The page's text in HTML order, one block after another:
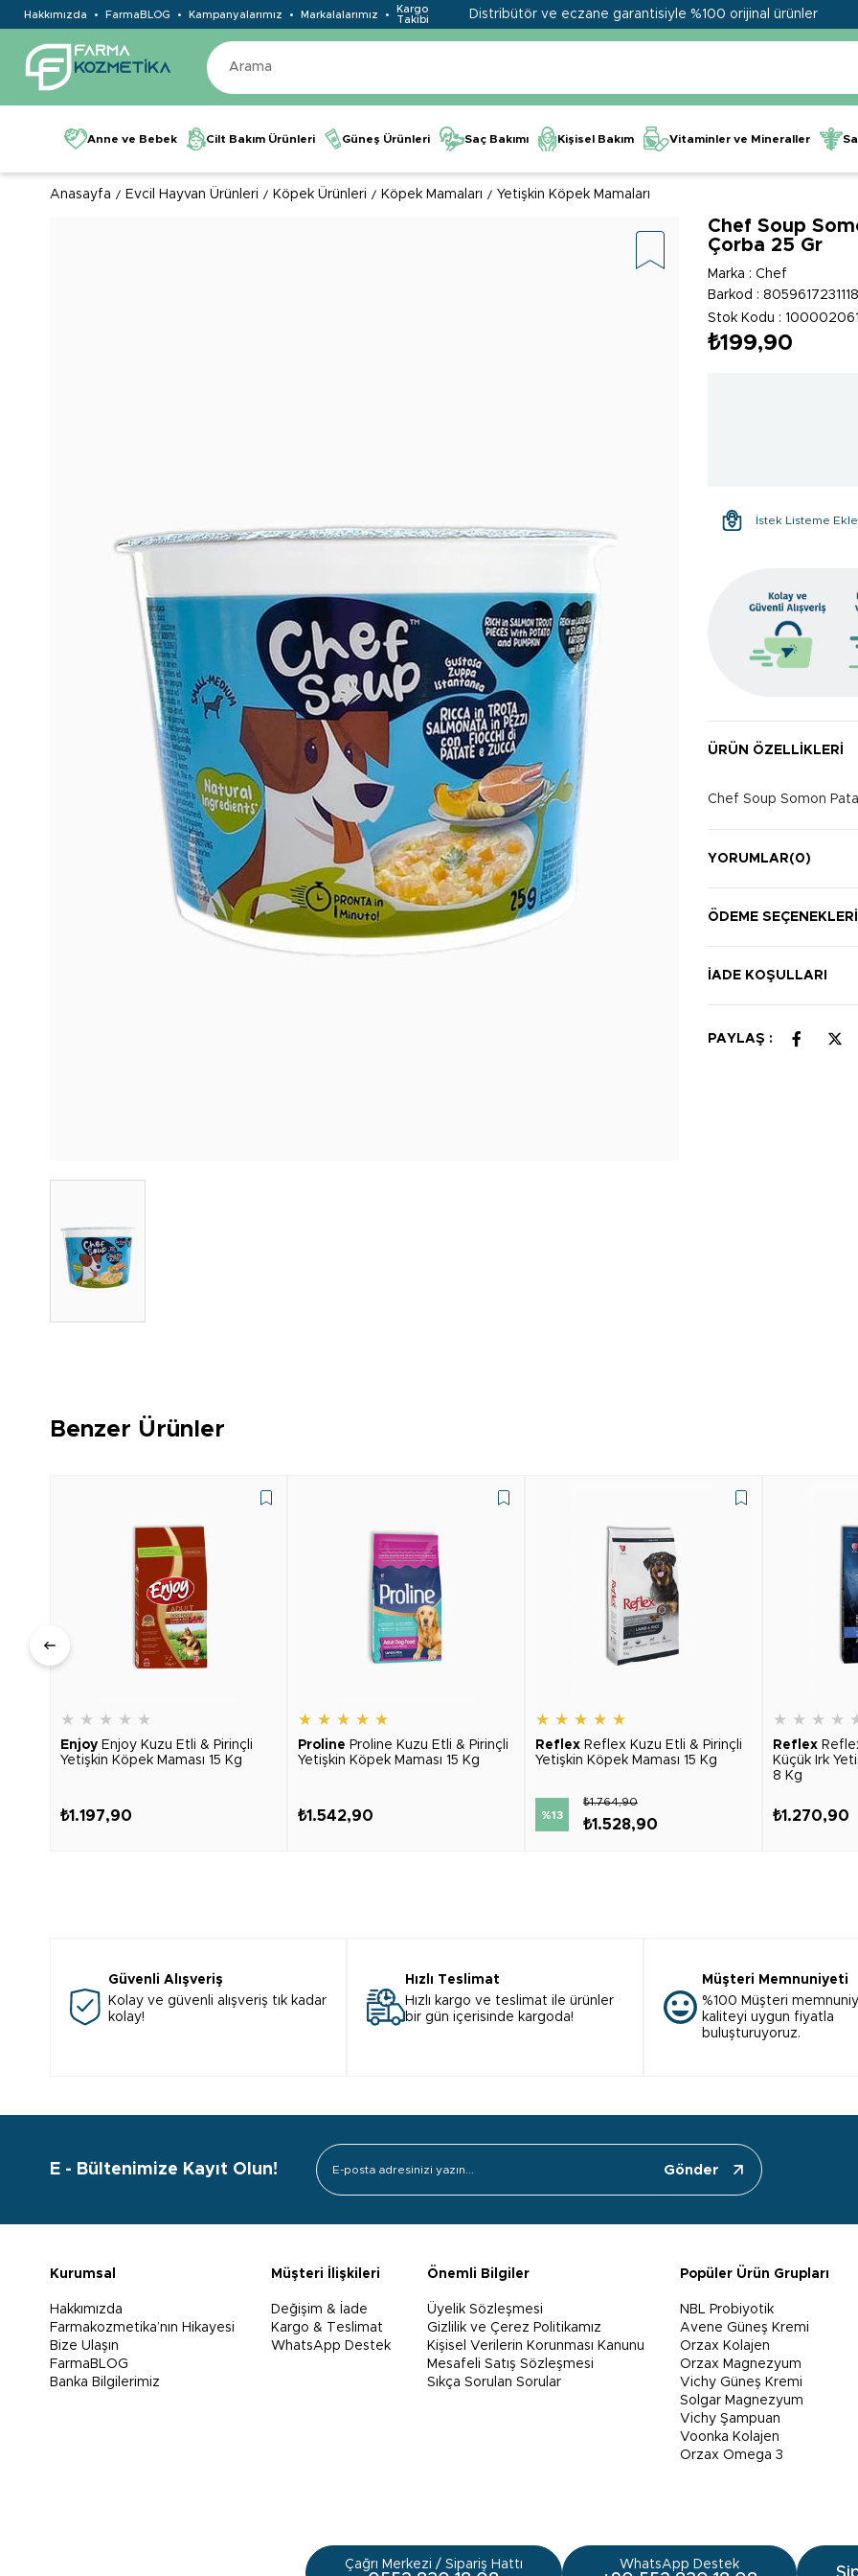
Hakkımızda FarmaBLOG Kampanyalarımız Markalalarımız
Kargo
Takibi
Distribütör ve eczane garantisiyle %100 orijinal ürünler
Anne ve Bebek Cilt Bakım Ürünleri Güneş Ürünleri Saç Bakımı Kişisel Bakım Vitaminler ve Mineraller
Anasayfa Evcil Hayvan Ürünleri Köpek Ürünleri Köpek Mamaları Yetişkin Köpek Mamaları
Chef Soup
Çorba 25 Gr
Marka : Chef
Barkod :
Stok Kodu
₺199,90
İstek Listeme Ekle
ÜRÜN ÖZELLIKLERI
Chef Soup Somon
YORUMLAR(0)
ÖDEME SEÇENEKLERI
İADE KOŞULLARI
PAYLAŞ :
Benzer Ürünler
★ ★ ★ ★ ★
Enjoy Enjoy Kuzu Etli & Pirinçli
Yetişkin Köpek Maması 15 Kg
₺1.197,90
★ ★ ★ ★ ★
Proline Proline Kuzu Etli & Pirinçli
Yetişkin Köpek Maması 15 Kg
₺1.542,90
★ ★ ★ ★ ★
Reflex Reflex Kuzu Etli & Pirinçli
Yetişkin Köpek Maması 15 Kg
%13
₺1.528,90
₺1.764,90
★ ★ ★ ★
Reflex
Küçük Irk
8 Kg
₺1.270,90
Güvenli Alışveriş
Kolay ve güvenli alışveriş tık kadar
kolay!
Hızlı Teslimat
Hızlı kargo ve teslimat ile ürünler
bir gün içerisinde kargoda!
Müşteri Memnuniyeti
%100 Müşteri
kaliteyi uygun fiyatla
buluşturuyoruz.
E - Bültenimize Kayıt Olun! Gönder
Kurumsal
Hakkımızda
Farmakozmetika’nın Hikayesi
Bize Ulaşın
FarmaBLOG
Banka Bilgilerimiz
Müşteri İlişkileri
Değişim & İade
Kargo & Teslimat
WhatsApp Destek
Önemli Bilgiler
Üyelik Sözleşmesi
Gizlilik ve Çerez Politikamız
Kişisel Verilerin Korunması Kanunu
Mesafeli Satış Sözleşmesi
Sıkça Sorulan Sorular
Popüler Ürün Grupları
NBL Probiyotik
Avene Güneş Kremi
Orzax Kolajen
Orzax Magnezyum
Vichy Güneş Kremi
Solgar Magnezyum
Vichy Şampuan
Voonka Kolajen
Orzax Omega 3
Çağrı Merkezi / Sipariş Hattı WhatsApp Destek